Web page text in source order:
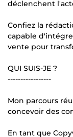
déclenchent
Confiez la
capable
vente pour
QUI SUIS-JE ?
-----------------
Mon parcours
concevoir des
En tant que